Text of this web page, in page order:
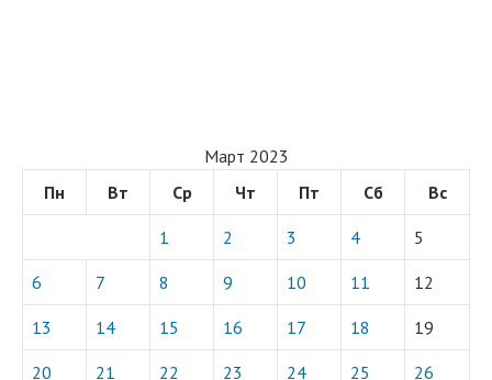
Март 2023
Пн
Вт Ср Чт Пт Сб Вс
1 2 3 4 5
6 7 8 9 10 11 12
13 14 15 16 17 18 19
20 21 22 23 24 25 26